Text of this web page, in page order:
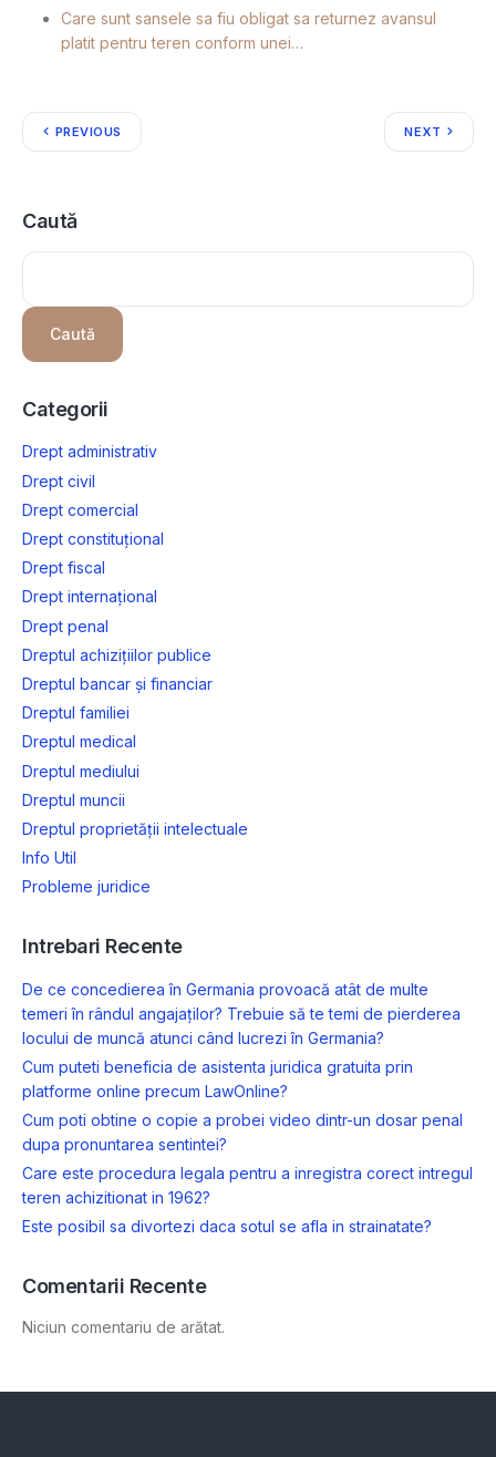
Care sunt sansele sa fiu obligat sa returnez avansul
platit pentru teren conform unei…
PREVIOUS NEXT
Caută
Caută
Categorii
Drept administrativ
Drept civil
Drept comercial
Drept constituțional
Drept fiscal
Drept internațional
Drept penal
Dreptul achizițiilor publice
Dreptul bancar și financiar
Dreptul familiei
Dreptul medical
Dreptul mediului
Dreptul muncii
Dreptul proprietății intelectuale
Info Util
Probleme juridice
Intrebari Recente
De ce concedierea în Germania provoacă atât de multe
temeri în rândul angajaților? Trebuie să te temi de pierderea
locului de muncă atunci când lucrezi în Germania?
Cum puteti beneficia de asistenta juridica gratuita prin
platforme online precum LawOnline?
Cum poti obtine o copie a probei video dintr-un dosar penal
dupa pronuntarea sentintei?
Care este procedura legala pentru a inregistra corect intregul
teren achizitionat in 1962?
Este posibil sa divortezi daca sotul se afla in strainatate?
Comentarii Recente
Niciun comentariu de arătat.